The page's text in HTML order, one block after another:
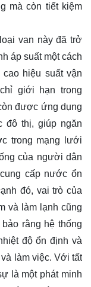
mà còn tiết kiệm
van này đã trở
áp suất một cách
hiệu suất vận
giới hạn trong
được ứng dụng
đô thị, giúp ngăn
trong mạng lưới
của người dân
cấp nước ổn
đó, vai trò của
và làm lạnh cũng
rằng hệ thống
độ ổn định và
làm việc. Với tất
là một phát minh